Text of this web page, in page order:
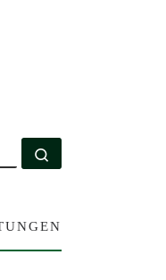
SUCHE